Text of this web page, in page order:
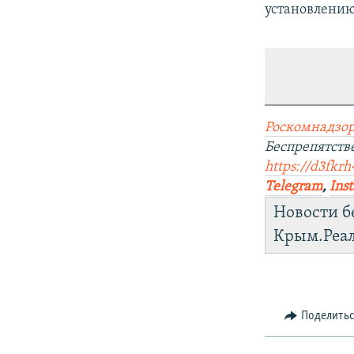
https://
Telegram,
Новости